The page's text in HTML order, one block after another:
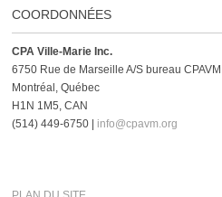
COORDONNÉES
CPA Ville-Marie Inc.
6750 Rue de Marseille A/S bureau CPAVM
Montréal, Québec
H1N 1M5, CAN
(514) 449-6750 | info@cpavm.org
PLAN DU SITE